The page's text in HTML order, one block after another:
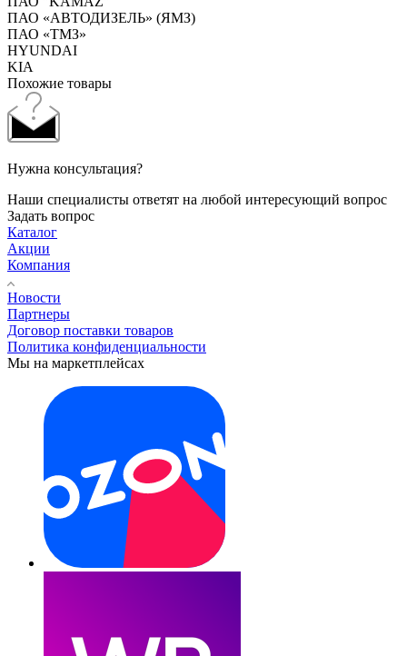
ПАО «АВТОДИЗЕЛЬ» (ЯМЗ)
ПАО «ТМЗ»
HYUNDAI
KIA
Похожие товары
Нужна консультация?
Наши специалисты ответят на любой интересующий вопрос
Задать вопрос
Каталог
Акции
Компания
Новости
Партнеры
Договор поставки товаров
Политика конфиденциальности
Мы на маркетплейсах